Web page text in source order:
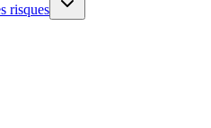
risques